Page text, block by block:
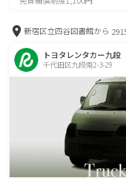
新宿区立四谷図書館から
トヨタレンタカー九段
千代田区九段南2-3-29